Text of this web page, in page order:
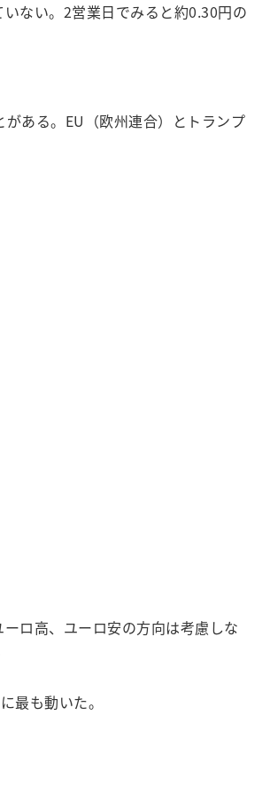
ない。2営業日でみると約0.30円の
ある。EU（欧州連合）とトランプ
ロ高、ユーロ安の方向は考慮しな
最も動いた。